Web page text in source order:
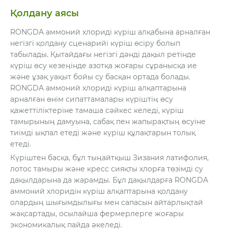
Қолдану аясы
RONGDA аммоний хлориді күріш алқабына арналған
негізгі қолдану сценарийі күріш өсіру болып
табылады. Қытайдағы негізгі дәнді дақыл ретінде
күріш өсу кезеңінде азотқа жоғары сұранысқа ие
және ұзақ уақыт бойы су басқан ортада болады.
RONGDA аммоний хлориді күріш алқаптарына
арналған өнім сипаттамалары күріштің өсу
қажеттіліктеріне тамаша сәйкес келеді, күріш
тамырының дамуына, сабақ пен жапырақтың өсуіне
тиімді ықпал етеді және күріш құлақтарын толық
етеді.
Күріштен басқа, бұл тыңайтқыш Зизания латифолия,
лотос тамыры және кресс сияқты хлорға төзімді су
дақылдарына да жарамды. Бұл дақылдарға RONGDA
аммоний хлоридін күріш алқаптарына қолдану
олардың шығымдылығы мен сапасын айтарлықтай
жақсартады, осылайша фермерлерге жоғары
экономикалық пайда әкеледі.